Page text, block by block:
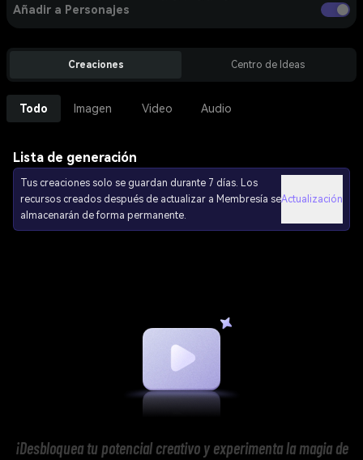
Añadir a Personajes
Creaciones Centro de Ideas
Todo Imagen Video Audio
Lista de generación
Tus creaciones solo se guardan durante 7 días. Los
recursos creados después de actualizar a Membresía se
almacenarán de forma permanente.
Actualización
¡Desbloquea tu potencial creativo y experimenta la magia de